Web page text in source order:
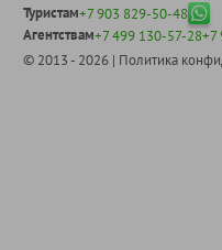
Туристам+7 903 829-50-48
Агентствам+7 499 130-57-28+7
© 2013 - 2026 | Политика